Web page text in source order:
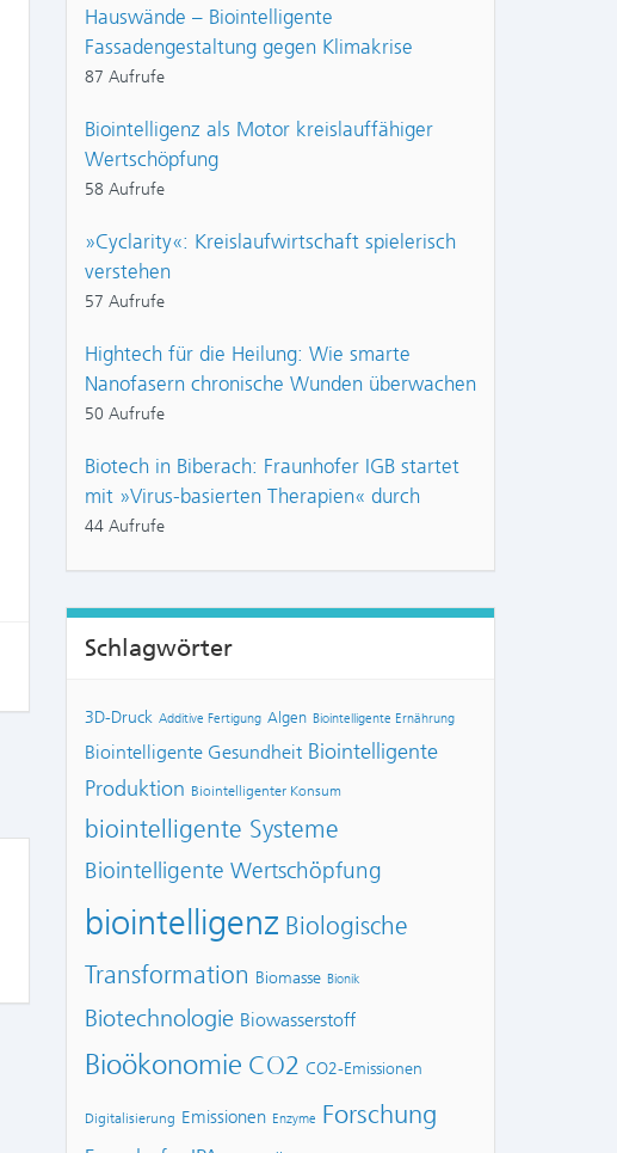
Hauswände – Biointelligente
Fassadengestaltung gegen Klimakrise
87 Aufrufe
Biointelligenz als Motor kreislauffähiger
Wertschöpfung
58 Aufrufe
»Cyclarity«: Kreislaufwirtschaft spielerisch
verstehen
57 Aufrufe
Hightech für die Heilung: Wie smarte
Nanofasern chronische Wunden überwachen
50 Aufrufe
Biotech in Biberach: Fraunhofer IGB startet
mit »Virus-basierten Therapien« durch
44 Aufrufe
Schlagwörter
3D-Druck Additive Fertigung Algen Biointelligente Ernährung
Biointelligente Gesundheit Biointelligente
Produktion Biointelligenter Konsum
biointelligente Systeme
Biointelligente Wertschöpfung
biointelligenz Biologische
Transformation Biomasse Bionik
Biotechnologie Biowasserstoff
Bioökonomie CO2 CO2-Emissionen
Digitalisierung Emissionen Enzyme Forschung